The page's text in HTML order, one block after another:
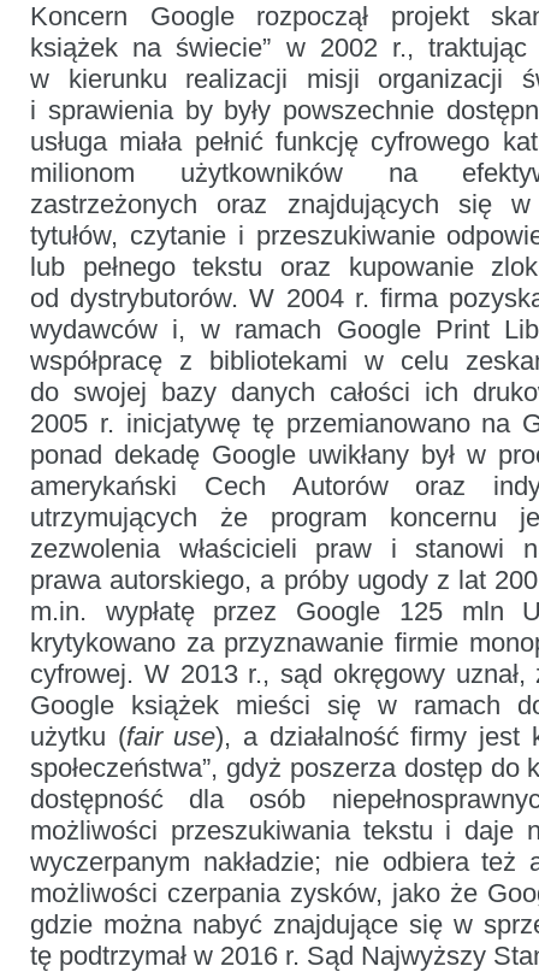
Koncern Google rozpoczął projekt
książek na świecie” w 2002 r.,
w kierunku realizacji misji organizacji
i sprawienia by były powszechnie
usługa miała pełnić funkcję cyfrowego
milionom użytkowników na
zastrzeżonych oraz znajdujących się
tytułów, czytanie i przeszukiwanie
lub pełnego tekstu oraz kupowanie
od dystrybutorów. W 2004 r. firma
wydawców i, w ramach Google Print
współpracę z bibliotekami w celu
do swojej bazy danych całości ich
2005 r. inicjatywę tę przemianowano na
ponad dekadę Google uwikłany był w
amerykański Cech Autorów oraz
utrzymujących że program koncernu
zezwolenia właścicieli praw i stanowi
prawa autorskiego, a próby ugody z lat
m.in. wypłatę przez Google 125 mln
krytykowano za przyznawanie firmie
cyfrowej. W 2013 r., sąd okręgowy
Google książek mieści się w ramach
użytku (fair use), a działalność firmy jest
społeczeństwa”, gdyż poszerza dostęp do
dostępność dla osób
możliwości przeszukiwania tekstu i daje
wyczerpanym nakładzie; nie odbiera też
możliwości czerpania zysków, jako że
gdzie można nabyć znajdujące się w
tę podtrzymał w 2016 r. Sąd Najwyższy